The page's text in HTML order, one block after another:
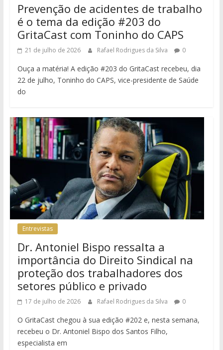
Prevenção de acidentes de trabalho
é o tema da edição #203 do
GritaCast com Toninho do CAPS
21 de julho de 2026 Rafael Rodrigues da Silva 0
Ouça a matéria! A edição #203 do GritaCast recebeu, dia
22 de julho, Toninho do CAPS, vice-presidente de Saúde
do
Entrevistas
Dr. Antoniel Bispo ressalta a
importância do Direito Sindical na
proteção dos trabalhadores dos
setores público e privado
17 de julho de 2026 Rafael Rodrigues da Silva 0
O GritaCast chegou à sua edição #202 e, nesta semana,
recebeu o Dr. Antoniel Bispo dos Santos Filho,
especialista em